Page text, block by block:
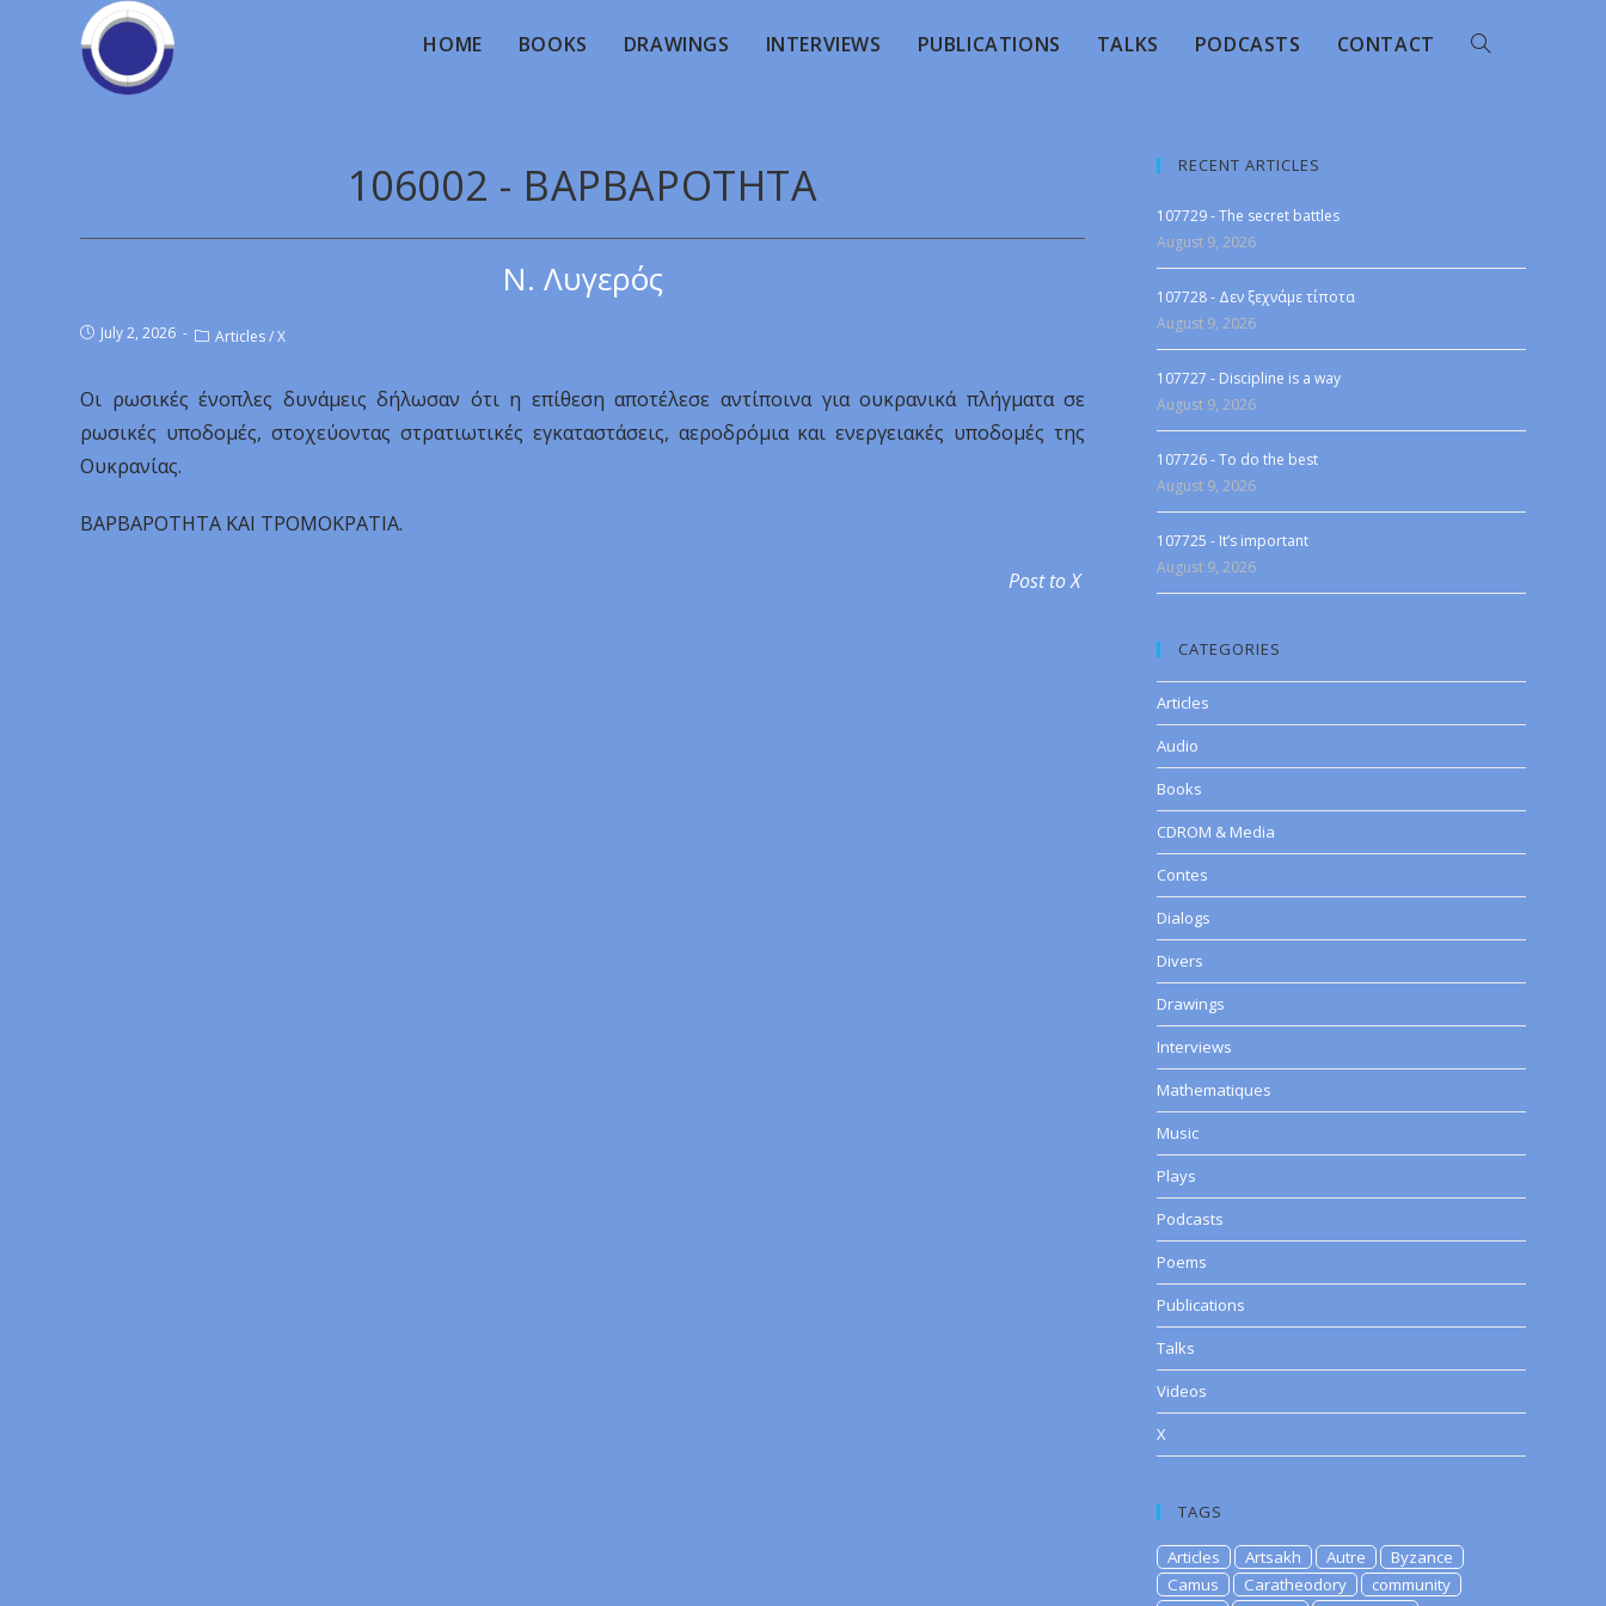
HOME BOOKS DRAWINGS INTERVIEWS PUBLICATIONS TALKS PODCASTS CONTACT
106002 - BAPBAPOTHTA
Ν. Λυγερός
July 2, 2026 Articles/X
Οι ρωσικές ένοπλες δυνάμεις δήλωσαν ότι η επίθεση αποτέλεσε αντίποινα για ουκρανικά πλήγματα σε
ρωσικές υποδομές, στοχεύοντας στρατιωτικές εγκαταστάσεις, αεροδρόμια και ενεργειακές υποδομές της
Ουκρανίας.
BAPBAPOTHTA KAI TPOMOKPATIA.
Post to X
RECENT ARTICLES
107729 - The secret battles
August 9, 2026
107728 - Δεν ξεχνάμε τίποτα
August 9, 2026
107727 - Discipline is a way
August 9, 2026
107726 - To do the best
August 9, 2026
107725 - It’s important
August 9, 2026
CATEGORIES
Articles
Audio
Books
CDROM & Media
Contes
Dialogs
Divers
Drawings
Interviews
Mathematiques
Music
Plays
Podcasts
Poems
Publications
Talks
Videos
X
TAGS
Articles Artsakh Autre
Byzance
Camus
Caratheodory
community